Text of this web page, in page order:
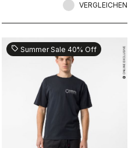
VERGLEICHEN
sell Summer Sale 40% Off